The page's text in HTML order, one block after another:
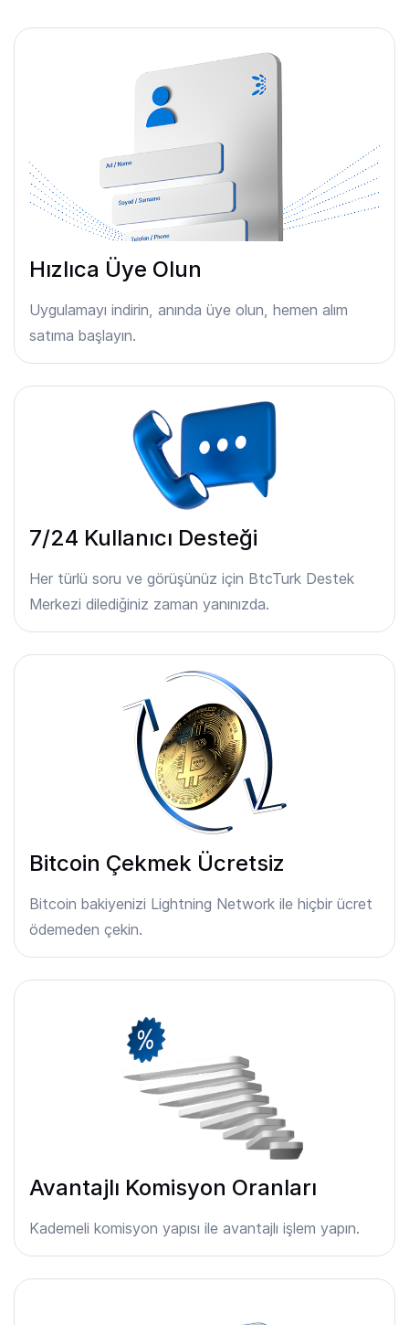
Hızlıca Üye Olun
Uygulamayı indirin, anında üye olun, hemen alım
satıma başlayın.
7/24 Kullanıcı Desteği
Her türlü soru ve görüşünüz için BtcTurk Destek
Merkezi dilediğiniz zaman yanınızda.
Bitcoin Çekmek Ücretsiz
Bitcoin bakiyenizi Lightning Network ile hiçbir ücret
ödemeden çekin.
Avantajlı Komisyon Oranları
Kademeli komisyon yapısı ile avantajlı işlem yapın.